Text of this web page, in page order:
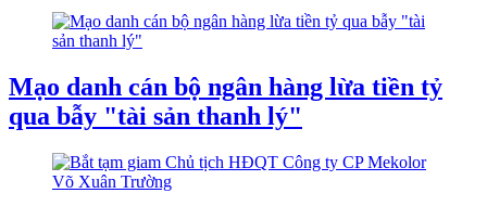
Mạo danh cán bộ ngân hàng lừa tiền tỷ
qua bẫy "tài sản thanh lý"